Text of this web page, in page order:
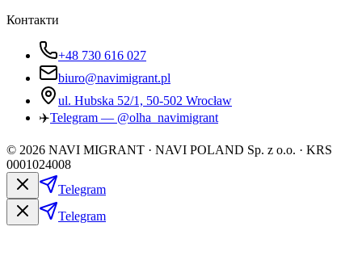
Контакти
+48 730 616 027
biuro@navimigrant.pl
ul. Hubska 52/1, 50-502 Wrocław
✈️Telegram — @olha_navimigrant
© 2026 NAVI MIGRANT · NAVI POLAND Sp. z o.o. · KRS
0001024008
Telegram
Telegram